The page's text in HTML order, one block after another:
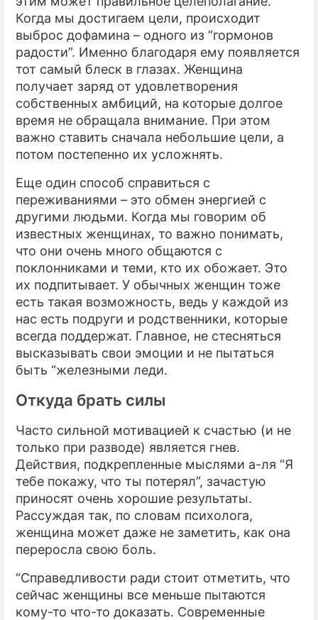
Когда мы достигаем цели, происходит
выброс дофамина – одного из “гормонов
радости”. Именно благодаря ему появляется
тот самый блеск в глазах. Женщина
получает заряд от удовлетворения
собственных амбиций, на которые долгое
время не обращала внимание. При этом
важно ставить сначала небольшие цели, а
потом постепенно их усложнять.
Еще один способ справиться с
переживаниями – это обмен энергией с
другими людьми. Когда мы говорим об
известных женщинах, то важно понимать,
что они очень много общаются с
поклонниками и теми, кто их обожает. Это
их подпитывает. У обычных женщин тоже
есть такая возможность, ведь у каждой из
нас есть подруги и родственники, которые
всегда поддержат. Главное, не стесняться
высказывать свои эмоции и не пытаться
быть “железными леди.
Откуда брать силы
Часто сильной мотивацией к счастью (и не
только при разводе) является гнев.
Действия, подкрепленные мыслями а-ля “Я
тебе покажу, что ты потерял”, зачастую
приносят очень хорошие результаты.
Рассуждая так, по словам психолога,
женщина может даже не заметить, как она
переросла свою боль.
“Справедливости ради стоит отметить, что
сейчас женщины все меньше пытаются
кому-то что-то доказать. Современные